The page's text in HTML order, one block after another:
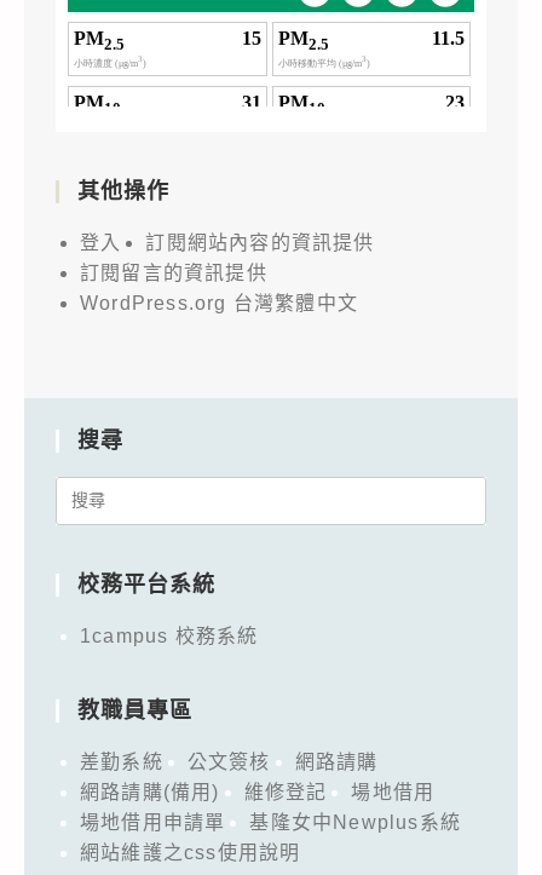
其他操作
登入
訂閱網站內容的資訊提供
訂閱留言的資訊提供
WordPress.org 台灣繁體中文
搜尋
Search
校務平台系統
1campus 校務系統
教職員專區
差勤系統 公文簽核
網路請購
網路請購(備用)
維修登記
場地借用
場地借用申請單
基隆女中Newplus系統
網站維護之css使用說明